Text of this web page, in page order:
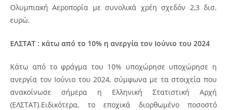
Ολυμπιακή Αεροπορία με συνολικά χρέη σχεδόν 2,3 δισ.
ευρώ.
ΕΛΣΤΑΤ : κάτω από το 10% η ανεργία τον Ιούνιο του 2024
Κάτω από το φράγμα του 10% υποχώρησε υποχώρησε η
ανεργία τον Ιούνιο του 2024, σύμφωνα με τα στοιχεία που
ανακοίνωσε σήμερα η Ελληνική Στατιστική Αρχή
(ΕΛΣΤΑΤ).Ειδικότερα, το εποχικά διορθωμένο ποσοστό